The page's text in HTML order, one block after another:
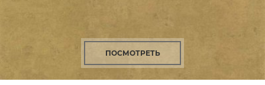
ПОСМОТРЕТЬ